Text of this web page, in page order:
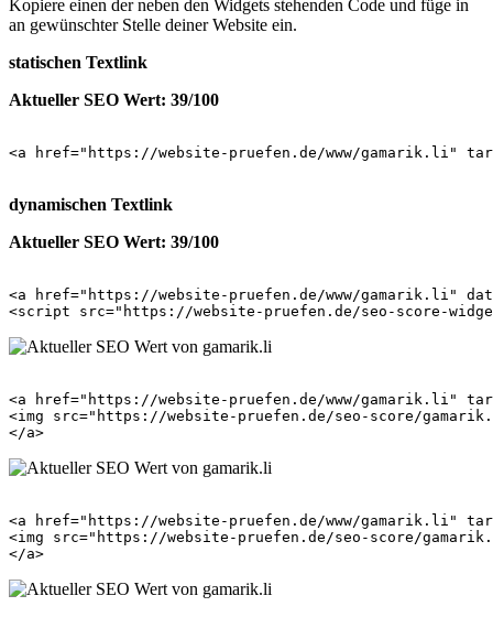
Kopiere einen der neben den Widgets stehenden Code und füge in
an gewünschter Stelle deiner Website ein.
statischen Textlink
Aktueller SEO Wert: 39/100
<a href="https://website-pruefen.de/www/gamarik.li"
dynamischen Textlink
Aktueller SEO Wert: 39/100
<a href="https://website-pruefen.de/www/gamarik.li"
<a href="https://website-pruefen.de/www/gamarik.li"
<img src="https://website-pruefen.de/seo-score/
<a href="https://website-pruefen.de/www/gamarik.li"
<img src="https://website-pruefen.de/seo-score/